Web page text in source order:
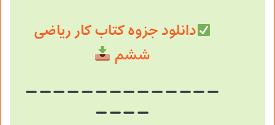
دانلود جزوه کتاب کار ریاضی
ششم